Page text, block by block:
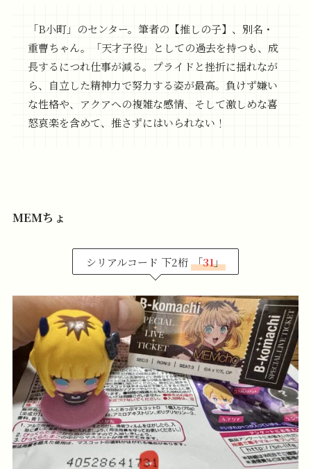
「B小町」のセンター。筆者の【推しの子】、別名・
重曹ちゃん。「天才子役」としての過去を持つも、成
長するにつれ仕事が減る。プライドと挫折に揺れなが
ら、自立した精神力で努力する姿が最高。負けず嫌い
な性格や、アクアへの複雑な感情、そして激しめな喜
怒哀楽を含めて、推さずにはいられない！
MEMちょ
シリアルコード 下2桁 「31」